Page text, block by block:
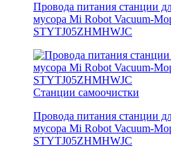
Провода питания станции
мусора Mi Robot Vacuum-
STYTJ05ZHMHWJC
Станции самоочистки
Провода питания станции
мусора Mi Robot Vacuum-
STYTJ05ZHMHWJC